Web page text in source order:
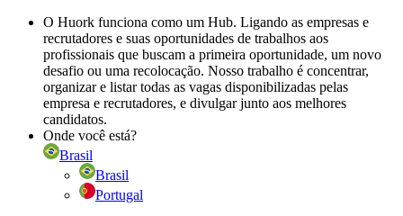
O Huork funciona como um Hub. Ligando as empresas e
recrutadores e suas oportunidades de trabalhos aos
profissionais que buscam a primeira oportunidade, um novo
desafio ou uma recolocação. Nosso trabalho é concentrar,
organizar e listar todas as vagas disponibilizadas pelas
empresa e recrutadores, e divulgar junto aos melhores
candidatos.
Onde você está?
Brasil
Brasil
Portugal